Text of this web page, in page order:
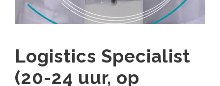
Logistics Specialist
(20-24 uur, op